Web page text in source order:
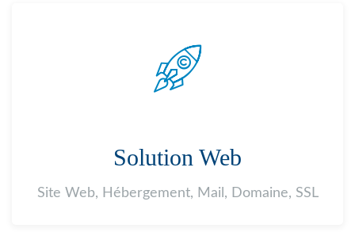
Solution Web
Site Web, Hébergement, Mail, Domaine, SSL